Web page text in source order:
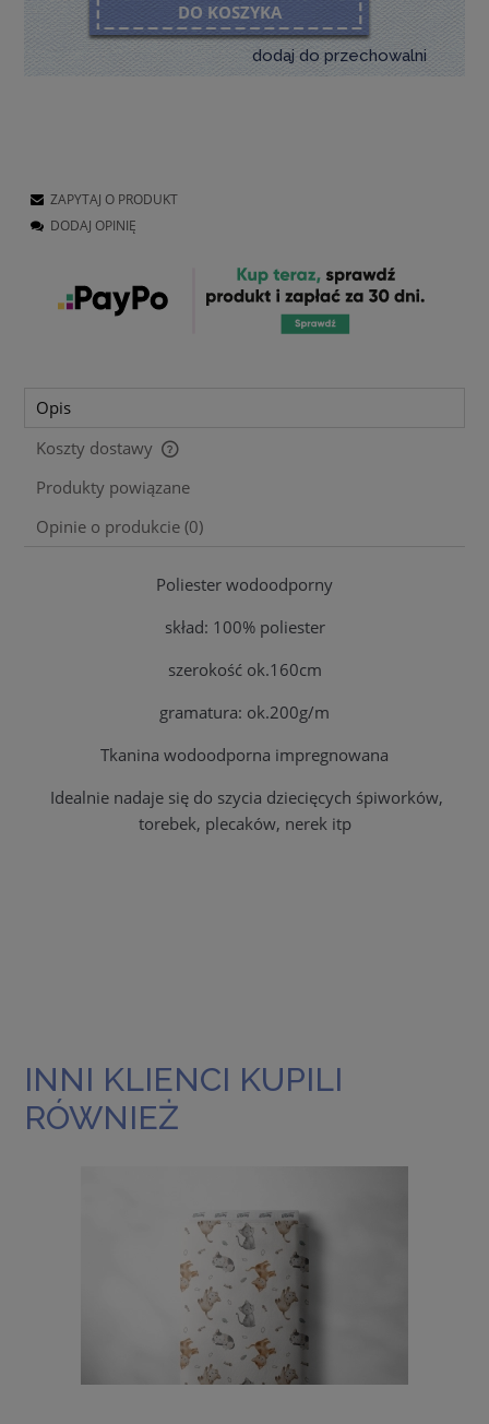
DO KOSZYKA
dodaj do przechowalni
ZAPYTAJ O PRODUKT
DODAJ OPINIĘ
Opis
Koszty dostawy
Cena nie zawiera ewentualnych kosztów płatności
Produkty powiązane
Opinie o produkcie (0)
Poliester wodoodporny
skład: 100% poliester
szerokość ok.160cm
gramatura: ok.200g/m
Tkanina wodoodporna impregnowana
Idealnie nadaje się do szycia dziecięcych śpiworków,
torebek, plecaków, nerek itp
INNI KLIENCI KUPILI
RÓWNIEŻ